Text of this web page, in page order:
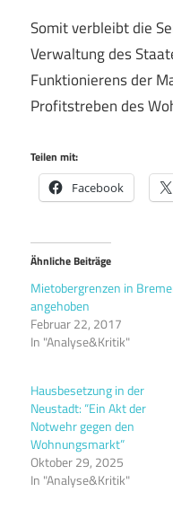
Somit verbleibt die
Verwaltung des
Funktionierens der
Profitstreben des
Teilen mit:
Facebook
Ähnliche Beiträge
Mietobergrenzen in
angehoben
Februar 22, 2017
In "Analyse&Kritik"
Hausbesetzung in der
Neustadt: “Ein Akt der
Notwehr gegen den
Wohnungsmarkt”
Oktober 29, 2025
In "Analyse&Kritik"